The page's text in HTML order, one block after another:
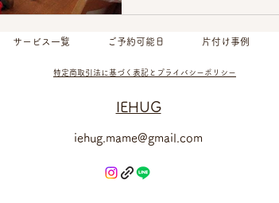
サービス一覧 ご予約可能日 片付け事例
特定商取引法に基づく表記とプライバシーポリシー
IEHUG
iehug.mame@gmail.com